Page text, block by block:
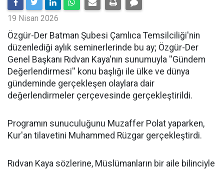
19 Nisan 2026
​Özgür-Der Batman Şubesi Çamlıca Temsilciliği'nin
düzenlediği aylık seminerlerinde bu ay; Özgür-Der
Genel Başkanı Rıdvan Kaya'nın sunumuyla ''Gündem
Değerlendirmesi'' konu başlığı ile ülke ve dünya
gündeminde gerçekleşen olaylara dair
değerlendirmeler çerçevesinde gerçekleştirildi.
Programın sunuculuğunu Muzaffer Polat yaparken,
Kur'an tilavetini Muhammed Rüzgar gerçekleştirdi.
Rıdvan Kaya sözlerine, Müslümanların bir aile bilinciyle